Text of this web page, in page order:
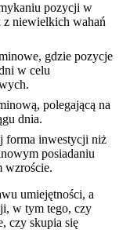
pozycji w
z niewielkich wahań
gdzie pozycje
w celu
polegającą na
dnia.
forma inwestycji niż
posiadaniu
wzroście.
umiejętności, a
w tym tego, czy
czy skupia się